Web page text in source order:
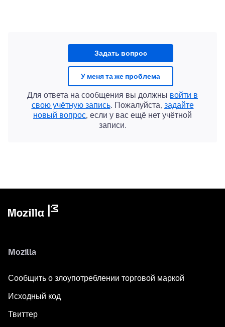
Задать вопрос
У меня та же проблема
Для ответа на сообщения вы должны войти в
свою учётную запись. Пожалуйста, задайте
новый вопрос, если у вас ещё нет учётной
записи.
Mozilla
Сообщить о злоупотреблении торговой маркой
Исходный код
Твиттер